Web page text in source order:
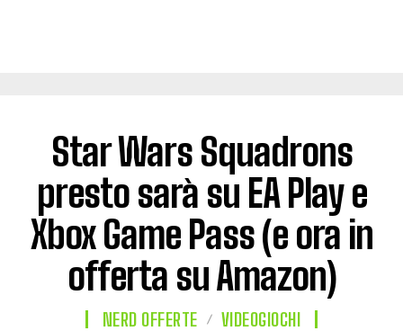
Star Wars Squadrons
presto sarà su EA Play e
Xbox Game Pass (e ora in
offerta su Amazon)
NERD OFFERTE VIDEOGIOCHI